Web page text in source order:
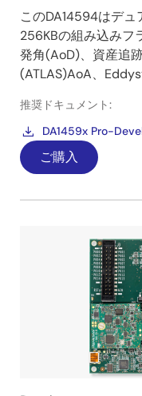
このDA14594はデュ
256KBの組み込みフ
発角(AoD)、資産追
(ATLAS)AoA、
推奨ドキュメント:
DA1459x Pro-
ご購入